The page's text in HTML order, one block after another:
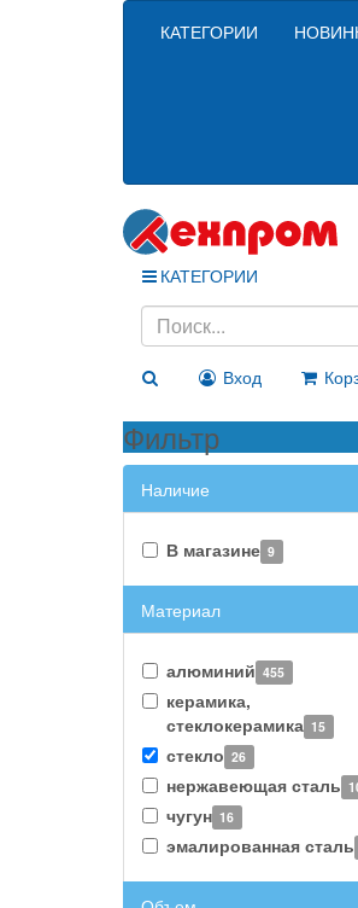
КАТЕГОРИИ
КАТЕГОРИИ
Вход
Фильтр
Наличие
В магазине 9
Материал
алюминий 455
керамика,
стеклокерамика 15
стекло 26
нержавеющая сталь
чугун 16
эмалированная сталь